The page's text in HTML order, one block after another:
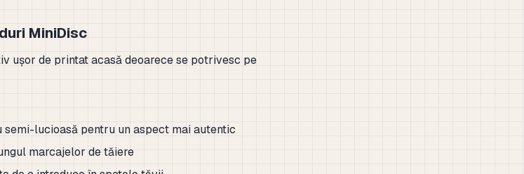
MiniDisc
ușor de printat acasă deoarece se potrivesc pe
semi-lucioasă pentru un aspect mai autentic
marcajelor de tăiere